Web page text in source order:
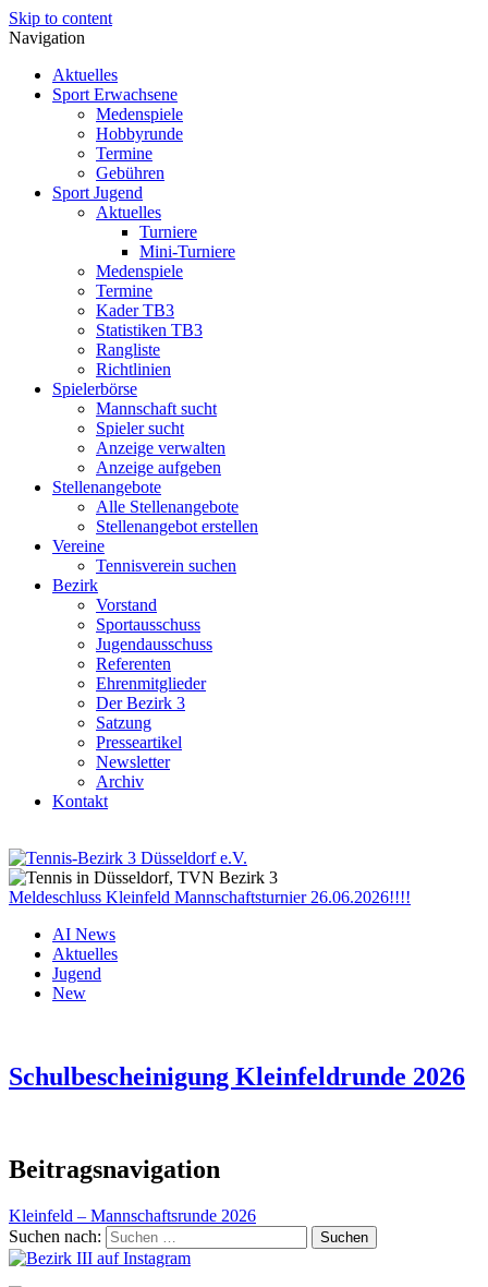
Skip to content
Navigation
Aktuelles
Sport Erwachsene
Medenspiele
Hobbyrunde
Termine
Gebühren
Sport Jugend
Aktuelles
Turniere
Mini-Turniere
Medenspiele
Termine
Kader TB3
Statistiken TB3
Rangliste
Richtlinien
Spielerbörse
Mannschaft sucht
Spieler sucht
Anzeige verwalten
Anzeige aufgeben
Stellenangebote
Alle Stellenangebote
Stellenangebot erstellen
Vereine
Tennisverein suchen
Bezirk
Vorstand
Sportausschuss
Jugendausschuss
Referenten
Ehrenmitglieder
Der Bezirk 3
Satzung
Presseartikel
Newsletter
Archiv
Kontakt
Meldeschluss Kleinfeld Mannschaftsturnier 26.06.2026!!!!
AI News
Aktuelles
Jugend
New
Schulbescheinigung Kleinfeldrunde 2026
Beitragsnavigation
Kleinfeld – Mannschaftsrunde 2026
Suchen nach: